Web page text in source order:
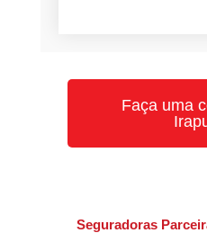
Faça uma
Seguradoras